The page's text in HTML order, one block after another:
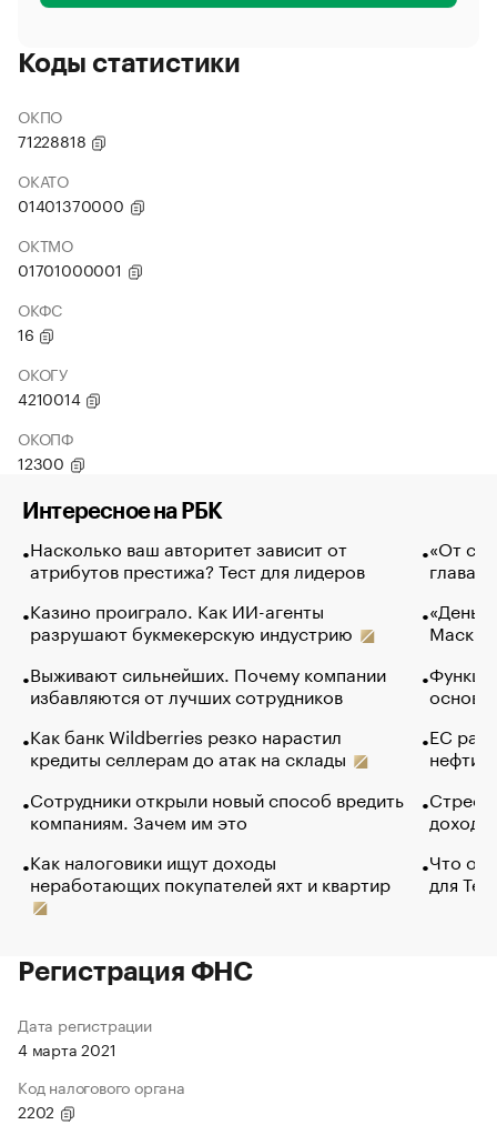
Коды статистики
ОКПО
71228818
ОКАТО
01401370000
ОКТМО
01701000001
ОКФС
16
ОКОГУ
4210014
ОКОПФ
12300
Интересное на РБК
Насколько ваш авторитет зависит от
атрибутов престижа? Тест для лидеров
Казино проиграло. Как ИИ-агенты
разрушают букмекерскую индустрию
Выживают сильнейших. Почему компании
избавляются от лучших сотрудников
Как банк Wildberries резко нарастил
кредиты селлерам до атак на склады
Сотрудники открыли новый способ вредить
компаниям. Зачем им это
Как налоговики ищут доходы
неработающих покупателей яхт и квартир
«От
глава
Маск в
основ
ЕС
нефти
Что
для
Регистрация ФНС
Дата регистрации
4 марта 2021
Код налогового органа
2202